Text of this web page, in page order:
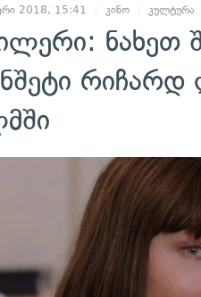
2018, 15:41 კინო კულტურა
ნახეთ